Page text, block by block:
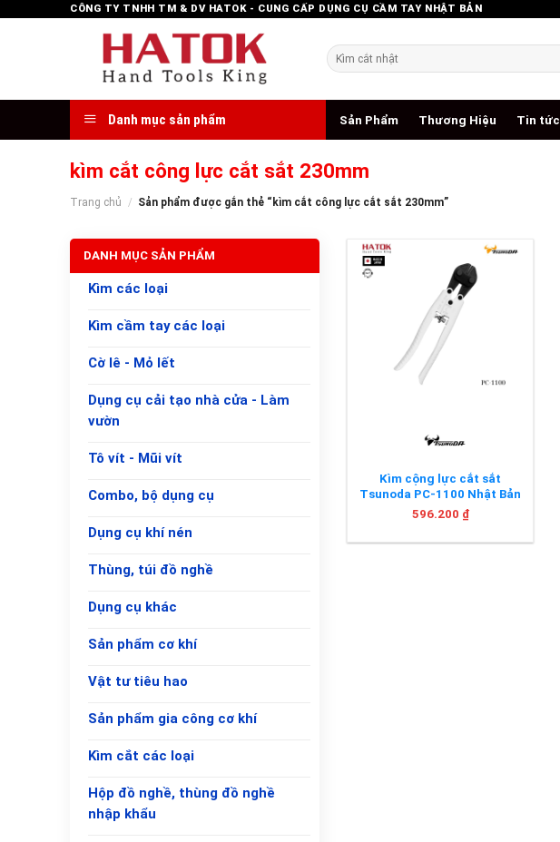
CÔNG TY TNHH TM & DV HATOK - CUNG CẤP DỤNG CỤ CẦM TAY NHẬT BẢN
Tìm
kiếm:
Danh mục sản phẩm Sản Phẩm Thương Hiệu Tin tức
kìm cắt công lực cắt sắt 230mm
Trang chủ / Sản phẩm được gắn thẻ “kìm cắt công lực cắt sắt 230mm”
DANH MỤC SẢN PHẨM
Kìm các loại
Kìm cầm tay các loại
Cờ lê - Mỏ lết
Dụng cụ cải tạo nhà cửa - Làm
vườn
Tô vít - Mũi vít
Combo, bộ dụng cụ
Dụng cụ khí nén
Thùng, túi đồ nghề
Dụng cụ khác
Sản phẩm cơ khí
Vật tư tiêu hao
Sản phẩm gia công cơ khí
Kìm cắt các loại
Hộp đồ nghề, thùng đồ nghề
nhập khẩu
Kìm cộng lực cắt sắt
Tsunoda PC-1100 Nhật Bản
596.200 ₫